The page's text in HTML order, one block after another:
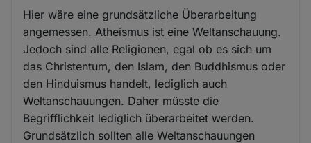
Hier wäre eine grundsätzliche Überarbeitung
angemessen. Atheismus ist eine Weltanschauung.
Jedoch sind alle Religionen, egal ob es sich um
das Christentum, den Islam, den Buddhismus oder
den Hinduismus handelt, lediglich auch
Weltanschauungen. Daher müsste die
Begrifflichkeit lediglich überarbeitet werden.
Grundsätzlich sollten alle Weltanschauungen